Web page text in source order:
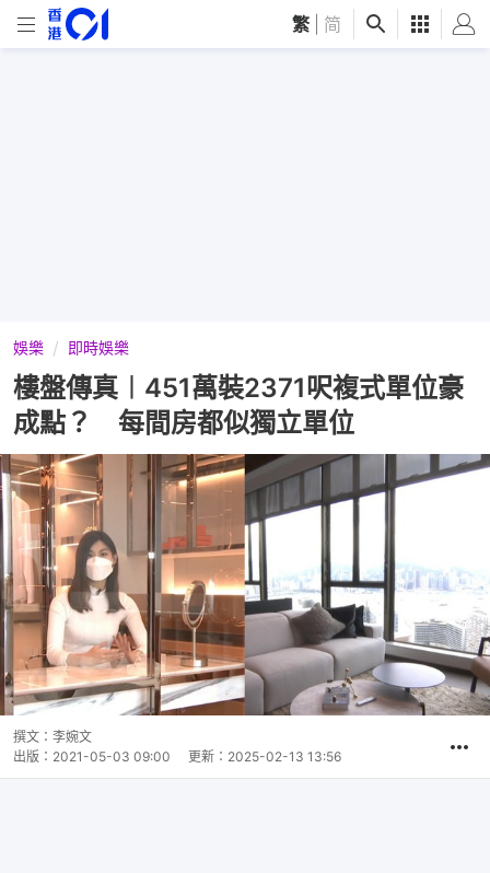
繁 简
娛樂 即時娛樂
樓盤傳真︱451萬裝2371呎複式單位豪
成點？ 每間房都似獨立單位
撰文： 李婉文
出版： 2021-05-03 09:00 更新： 2025-02-13 13:56